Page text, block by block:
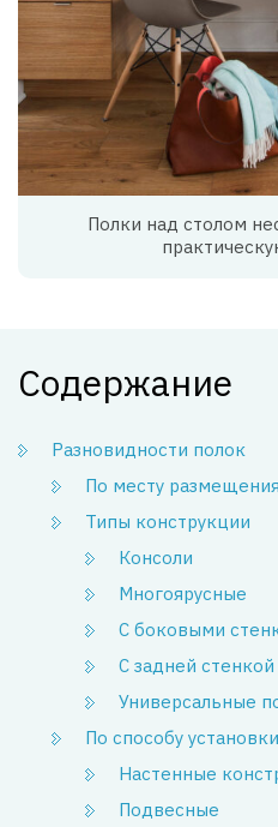
Полки над столом
Содержание
Разновидности полок
По месту размещения
Типы конструкции
Консоли
Многоярусные
С боковыми
С задней стенкой
Универсальные
По способу установки
Настенные
Подвесные